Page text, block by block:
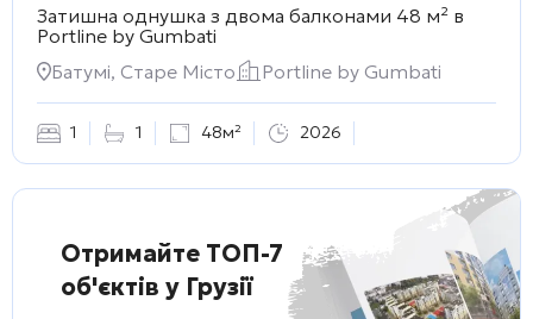
Затишна однушка з двома балконами 48 м² в
Portline by Gumbati
Батумі, Старе Місто
Portline by Gumbati
1 1 48м² 2026
Отримайте ТОП-7
об'єктів у Грузії